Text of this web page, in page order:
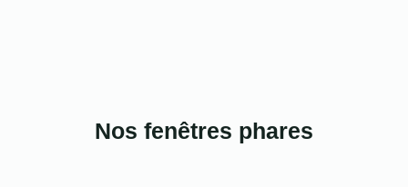
Nos fenêtres phares